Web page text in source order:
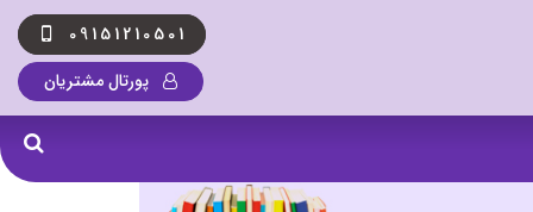
09151210501
پورتال مشتریان